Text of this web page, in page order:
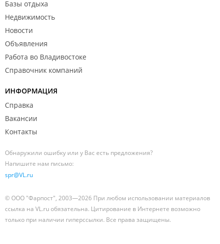
Базы отдыха
Недвижимость
Новости
Объявления
Работа во Владивостоке
Справочник компаний
ИНФОРМАЦИЯ
Справка
Вакансии
Контакты
Обнаружили ошибку или у Вас есть предложения?
Напишите нам письмо:
spr@VL.ru
© ООО "Фарпост", 2003—2026 При любом использовании материалов
ссылка на VL.ru обязательна. Цитирование в Интернете возможно
только при наличии гиперссылки. Все права защищены.